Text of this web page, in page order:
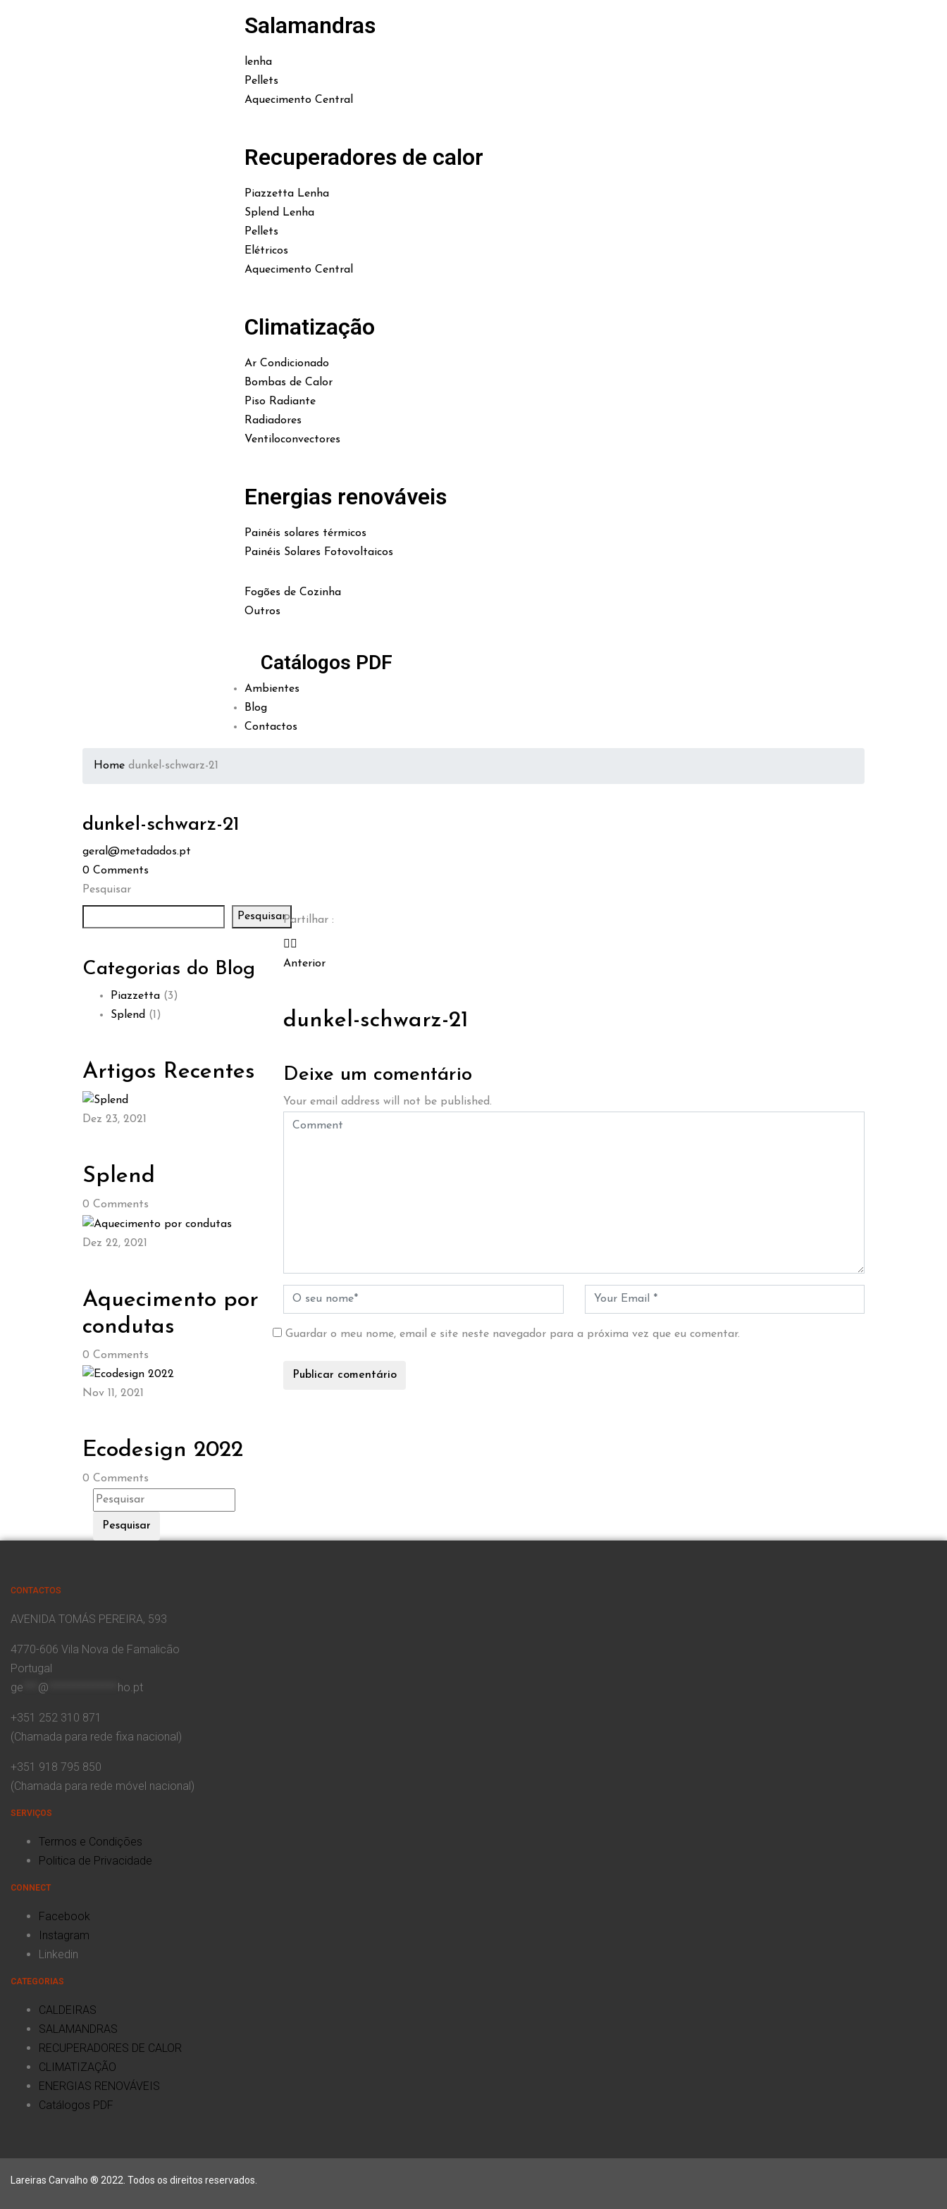
Salamandras
lenha
Pellets
Aquecimento Central
Recuperadores de calor
Piazzetta Lenha
Splend Lenha
Pellets
Elétricos
Aquecimento Central
Climatização
Ar Condicionado
Bombas de Calor
Piso Radiante
Radiadores
Ventiloconvectores
Energias renováveis
Painéis solares térmicos
Painéis Solares Fotovoltaicos
Fogões de Cozinha
Outros
Catálogos PDF
Ambientes
Blog
Contactos
Home dunkel-schwarz-21
dunkel-schwarz-21
geral@metadados.pt
0 Comments
Pesquisar
Pesquisar
Categorias do Blog
Piazzetta (3)
Splend (1)
Artigos Recentes
Dez 23, 2021
Splend
0 Comments
Dez 22, 2021
Aquecimento por
condutas
0 Comments
Nov 11, 2021
Ecodesign 2022
0 Comments
Pesquisar
Partilhar :
Anterior
dunkel-schwarz-21
Deixe um comentário
Your email address will not be published.
Guardar o meu nome, email e site neste navegador para a próxima vez que eu comentar.
CONTACTOS
AVENIDA TOMÁS PEREIRA, 593
4770-606 Vila Nova de Famalicão
Portugal
ge
@ ho.pt
+351 252 310 871
(Chamada para rede fixa nacional)
+351 918 795 850
(Chamada para rede móvel nacional)
SERVIÇOS
Termos e Condições
Politica de Privacidade
CONNECT
Facebook
Instagram
Linkedin
CATEGORIAS
CALDEIRAS
SALAMANDRAS
RECUPERADORES DE CALOR
CLIMATIZAÇÃO
ENERGIAS RENOVÁVEIS
Catálogos PDF
Lareiras Carvalho ® 2022. Todos os direitos reservados.